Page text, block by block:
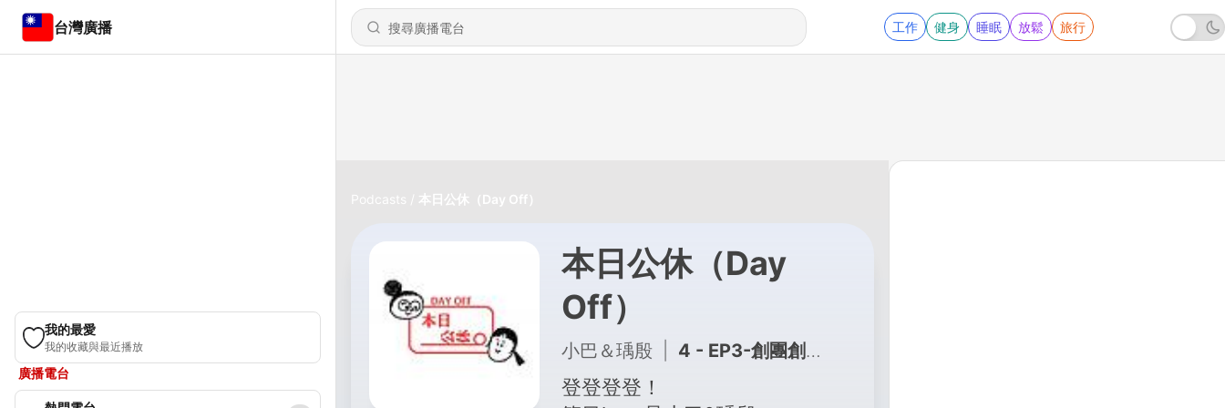
台灣廣播 工作 健身 睡眠 放鬆 旅行
我的最愛
我的收藏與最近播放
廣播電台
Podcasts 本日公休（Day Off）
本日公休（Day
Off）
小巴＆瑀殷 4 - EP3-創團創團好熱血，來說說緣起和有趣的細節吧～～（ft.脆那）
登登登登！